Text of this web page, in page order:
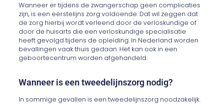
Wanneer er tijdens de zwangerschap geen complicaties
zijn, is een eerstelijns zorg voldoende. Dat wil zeggen dat
de zorg hierbij wordt verleend door de verloskundige of
door de huisarts die een verloskundige specialisatie
heeft gevolgd tijdens de opleiding. In Nederland worden
bevallingen vaak thuis gedaan. Het kan ook in een
geboortecentrum worden afgehandeld.
Wanneer is een tweedelijnszorg nodig?
In sommige gevallen is een tweedelijnszorg noodzakelijk.